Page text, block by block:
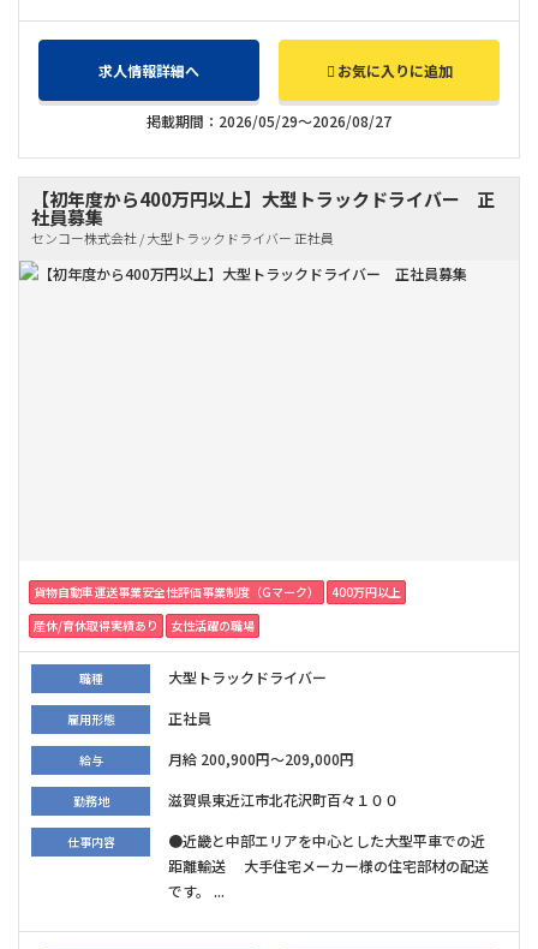
求人情報詳細へ お気に入りに追加
掲載期間：2026/05/29～2026/08/27
【初年度から400万円以上】大型トラックドライバー 正
社員募集
センコー株式会社 / 大型トラックドライバー 正社員
貨物自動車運送事業安全性評価事業制度（Gマーク）
400万円以上
産休/育休取得実績あり
女性活躍の職場
職種 大型トラックドライバー
雇用形態 正社員
給与 月給 200,900円～209,000円
勤務地 滋賀県東近江市北花沢町百々１００
仕事内容
●近畿と中部エリアを中心とした大型平車での近
距離輸送 大手住宅メーカー様の住宅部材の配送
です。 ...